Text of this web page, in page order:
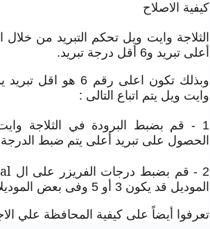
كيفية الاصلاح
أعلى تبريد و6 أقل درجة تبريد.
وبذلك تكون اعلى
وايت ويل يتم اتباع التالى :
الحصول على تبريد أعلى يتم ضبط الدرجة على
2 - قم بضبط درجات الفريزر على ال
الموديل قد يكون 3 أو 5 وفى بعض الموديلات 4
تعرفوا أيضاً على كيفية المحافظة علي